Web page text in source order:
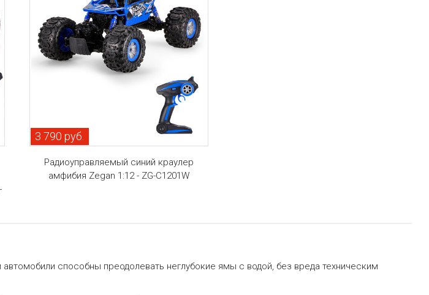
3 790 руб.
Радиоуправляемый синий краулер
амфибия Zegan 1:12 - ZG-C1201W
автомобили способны преодолевать неглубокие ямы с водой, без вреда техническим